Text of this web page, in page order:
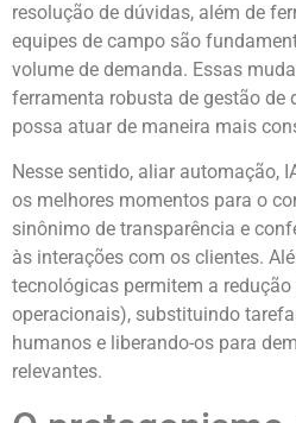
resolução de dúvidas, além de
equipes de campo são
volume de demanda. Essas
ferramenta robusta de gestão de
possa atuar de maneira mais
Nesse sentido, aliar automação,
os melhores momentos para o
sinônimo de transparência e
às interações com os clientes.
tecnológicas permitem a redução
operacionais), substituindo
humanos e liberando-os para
relevantes.